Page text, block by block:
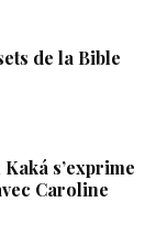
de la Bible
s’exprime
Caroline